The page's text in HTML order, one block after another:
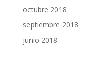
octubre 2018
septiembre 2018
junio 2018